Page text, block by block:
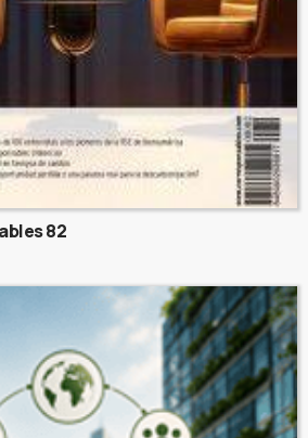
82